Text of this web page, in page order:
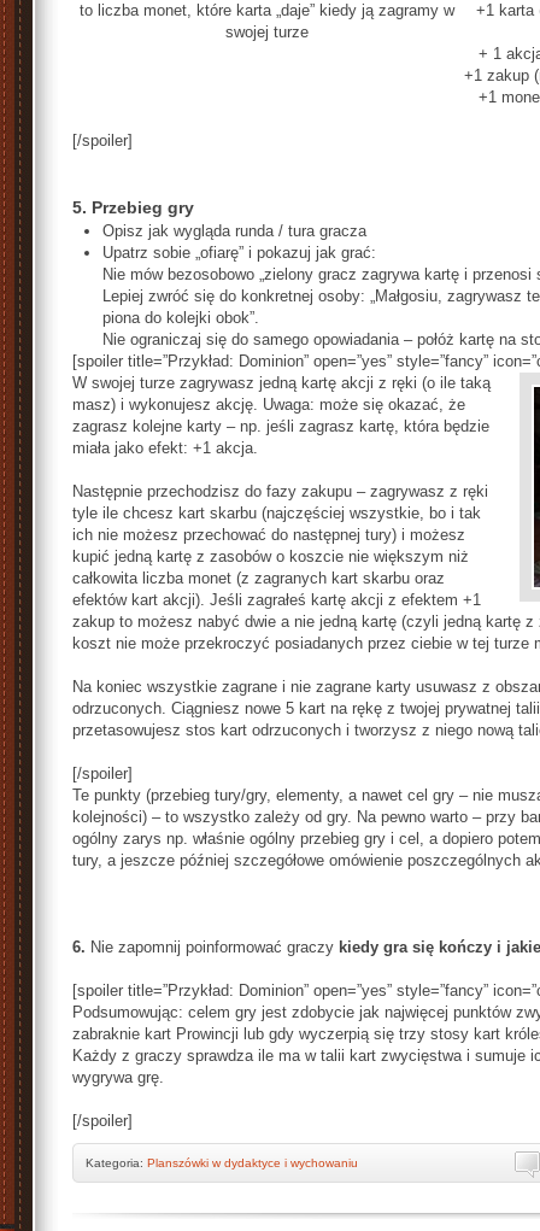
to liczba monet, które karta „daje” kiedy ją zagramy w
swojej turze
+1 karta
+ 1
+1 zakup
+1
[/spoiler]
5. Przebieg gry
Opisz jak wygląda runda / tura gracza
Upatrz sobie „ofiarę” i pokazuj jak grać:
Nie mów bezosobowo „zielony gracz zagrywa kartę i przenosi
Lepiej zwróć się do konkretnej osoby: „Małgosiu, zagrywasz
piona do kolejki obok”.
Nie ograniczaj się do samego opowiadania – połóż kartę na
[spoiler title=”Przykład: Dominion” open=”yes” style=”fancy”
W swojej turze zagrywasz jedną kartę akcji z ręki (o ile taką
masz) i wykonujesz akcję. Uwaga: może się okazać, że
zagrasz kolejne karty – np. jeśli zagrasz kartę, która będzie
miała jako efekt: +1 akcja.
Następnie przechodzisz do fazy zakupu – zagrywasz z ręki
tyle ile chcesz kart skarbu (najczęściej wszystkie, bo i tak
ich nie możesz przechować do następnej tury) i możesz
kupić jedną kartę z zasobów o koszcie nie większym niż
całkowita liczba monet (z zagranych kart skarbu oraz
efektów kart akcji). Jeśli zagrałeś kartę akcji z efektem +1
zakup to możesz nabyć dwie a nie jedną kartę (czyli jedną kartę
koszt nie może przekroczyć posiadanych przez ciebie w tej turze
Na koniec wszystkie zagrane i nie zagrane karty usuwasz z
odrzuconych. Ciągniesz nowe 5 kart na rękę z twojej prywatnej
przetasowujesz stos kart odrzuconych i tworzysz z niego nową
[/spoiler]
Te punkty (przebieg tury/gry, elementy, a nawet cel gry – nie
kolejności) – to wszystko zależy od gry. Na pewno warto – przy
ogólny zarys np. właśnie ogólny przebieg gry i cel, a dopiero
tury, a jeszcze później szczegółowe omówienie poszczególnych
6. Nie zapomnij poinformować graczy kiedy gra się kończy i
[spoiler title=”Przykład: Dominion” open=”yes” style=”fancy”
Podsumowując: celem gry jest zdobycie jak najwięcej punktów
zabraknie kart Prowincji lub gdy wyczerpią się trzy stosy kart
Każdy z graczy sprawdza ile ma w talii kart zwycięstwa i sumuje
wygrywa grę.
[/spoiler]
Kategoria: Planszówki w dydaktyce i wychowaniu